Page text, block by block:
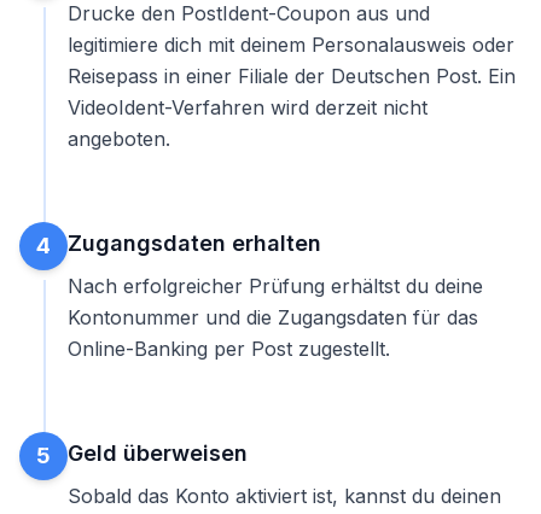
Drucke den PostIdent-Coupon aus und
legitimiere dich mit deinem Personalausweis oder
Reisepass in einer Filiale der Deutschen Post. Ein
VideoIdent-Verfahren wird derzeit nicht
angeboten.
4 Zugangsdaten erhalten
Nach erfolgreicher Prüfung erhältst du deine
Kontonummer und die Zugangsdaten für das
Online-Banking per Post zugestellt.
5 Geld überweisen
Sobald das Konto aktiviert ist, kannst du deinen